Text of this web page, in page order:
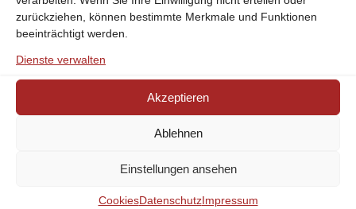
zurückziehen, können bestimmte Merkmale und Funktionen
beeinträchtigt werden.
Dienste verwalten
Akzeptieren
Ablehnen
Einstellungen ansehen
CookiesDatenschutzImpressum
Stadt Deutschland zu erkunden. Sie können
5. Universitätsstädte Frankfurt und Slubice
Deutschland. Der Campus liegt an der
Oder. Seit seiner Eröffnung im Jahr 1991 hat